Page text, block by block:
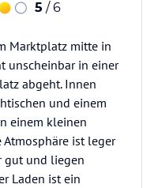
5 / 6
Marktplatz mitte in
unscheinbar in einer
abgeht. Innen
und einem
einem kleinen
Atmosphäre ist leger
gut und liegen
Laden ist ein